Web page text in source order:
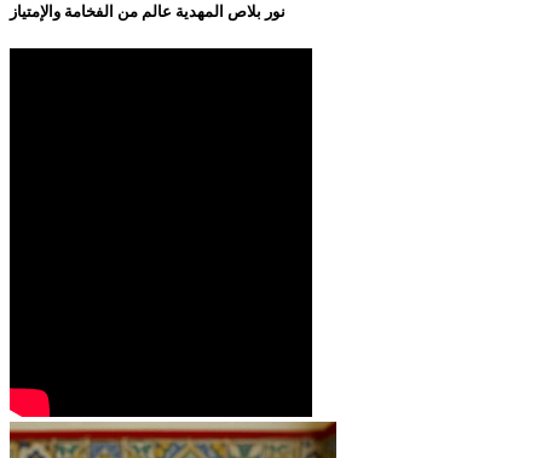
نور بلاص المهدية عالم من الفخامة والإمتياز